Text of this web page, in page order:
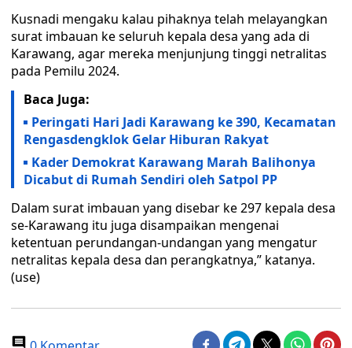
Kusnadi mengaku kalau pihaknya telah melayangkan
surat imbauan ke seluruh kepala desa yang ada di
Karawang, agar mereka menjunjung tinggi netralitas
pada Pemilu 2024.
Baca Juga:
Peringati Hari Jadi Karawang ke 390, Kecamatan
Rengasdengklok Gelar Hiburan Rakyat
Kader Demokrat Karawang Marah Balihonya
Dicabut di Rumah Sendiri oleh Satpol PP
Dalam surat imbauan yang disebar ke 297 kepala desa
se-Karawang itu juga disampaikan mengenai
ketentuan perundangan-undangan yang mengatur
netralitas kepala desa dan perangkatnya,” katanya.
(use)